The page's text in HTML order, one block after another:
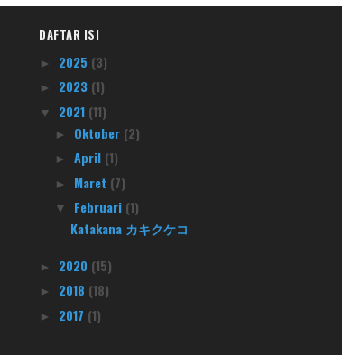
DAFTAR ISI
► 2025 (3)
► 2023 (1)
▼ 2021 (11)
► Oktober (2)
►April (1)
► Maret (7)
▼ Februari (1)
Katakana カキクケコ
► 2020 (15)
► 2018 (18)
► 2017 (1)